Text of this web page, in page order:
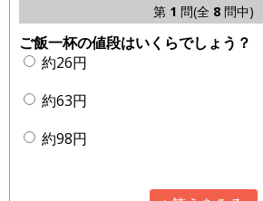
第 1 問(全 8問中)
ご飯一杯の値段はいくらでしょう？
約26円
約63円
約98円